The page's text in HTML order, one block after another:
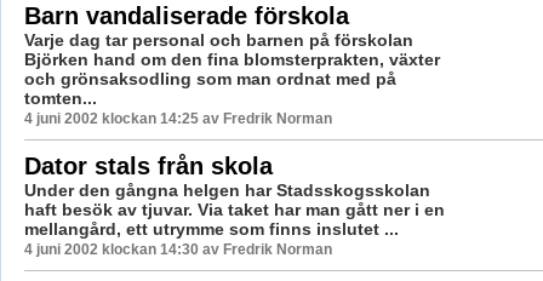
Barn vandaliserade förskola
Varje dag tar personal och barnen på förskolan
Björken hand om den fina blomsterprakten, växter
och grönsaksodling som man ordnat med på
tomten...
4 juni 2002 klockan 14:25 av Fredrik Norman
Dator stals från skola
Under den gångna helgen har Stadsskogsskolan
haft besök av tjuvar. Via taket har man gått ner i en
mellangård, ett utrymme som finns inslutet ...
4 juni 2002 klockan 14:30 av Fredrik Norman